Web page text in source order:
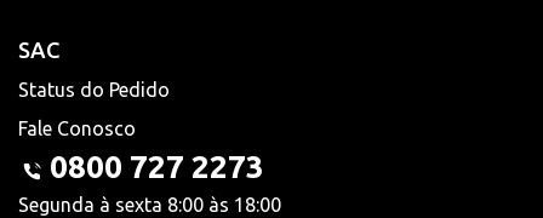
SAC
Status do Pedido
Fale Conosco
0800 727 2273
Segunda à sexta 8:00 às 18:00